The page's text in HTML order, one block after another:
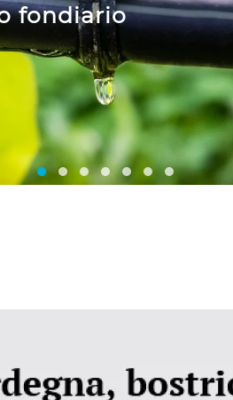
TUTTI I CONSORZI
Consorzi irrigui e di
Comifo Trentino
Consorzi Irrigui e di
La Federazione
Consorzi
Consorzi